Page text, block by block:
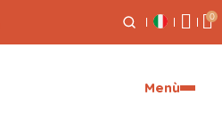
0
Menù